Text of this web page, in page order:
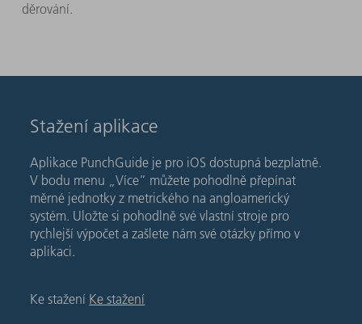
děrování.
Stažení aplikace
Aplikace PunchGuide je pro iOS dostupná bezplatně.
V bodu menu „Více“ můžete pohodlně přepínat
měrné jednotky z metrického na angloamerický
systém. Uložte si pohodlně své vlastní stroje pro
rychlejší výpočet a zašlete nám své otázky přímo v
aplikaci.
Ke stažení Ke stažení